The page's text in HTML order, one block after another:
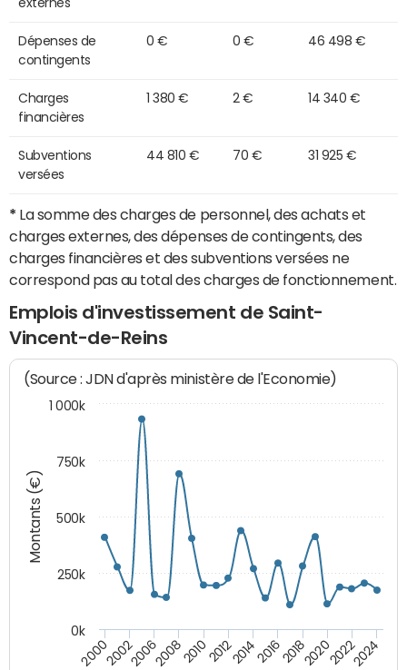
externes
Dépenses de
contingents
0 € 0 € 46 498 €
Charges
financières
1 380 € 2 € 14 340 €
Subventions
versées
44 810 € 70 € 31 925 €
* La somme des charges de personnel, des achats et
charges externes, des dépenses de contingents, des
charges financières et des subventions versées ne
correspond pas au total des charges de fonctionnement.
Emplois d'investissement de Saint-
Vincent-de-Reins
Montants (€)
(Source : JDN d'après ministère de l'Economie)
200020022006200820102012201420162018202020222024
0k
250k
500k
750k
1 000k